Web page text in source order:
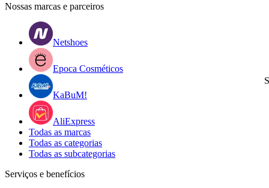
Nossas marcas e parceiros
Netshoes
Epoca Cosméticos
KaBuM!
AliExpress
Todas as marcas
Todas as categorias
Todas as subcategorias
Serviços e benefícios